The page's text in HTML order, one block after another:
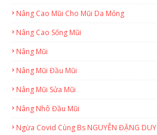
Nâng Cao Mũi Cho Mũi Da Mỏng
Nâng Cao Sống Mũi
Nâng Mũi
Nâng Mũi Đầu Mũi
Nâng Mũi Sửa Mũi
Nâng Nhô Đầu Mũi
Ngừa Covid Cùng Bs NGUYỄN ĐẶNG DUY